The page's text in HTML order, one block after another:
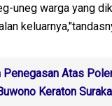
uneg warga yang
Penegasan Atas
Keraton